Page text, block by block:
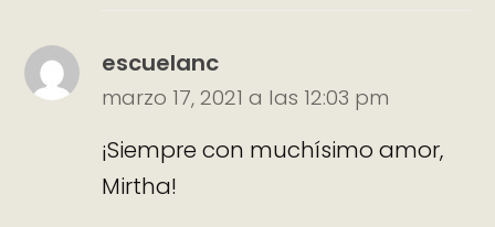
escuelanc
marzo 17, 2021 a las 12:03 pm
¡Siempre con muchísimo amor,
Mirtha!